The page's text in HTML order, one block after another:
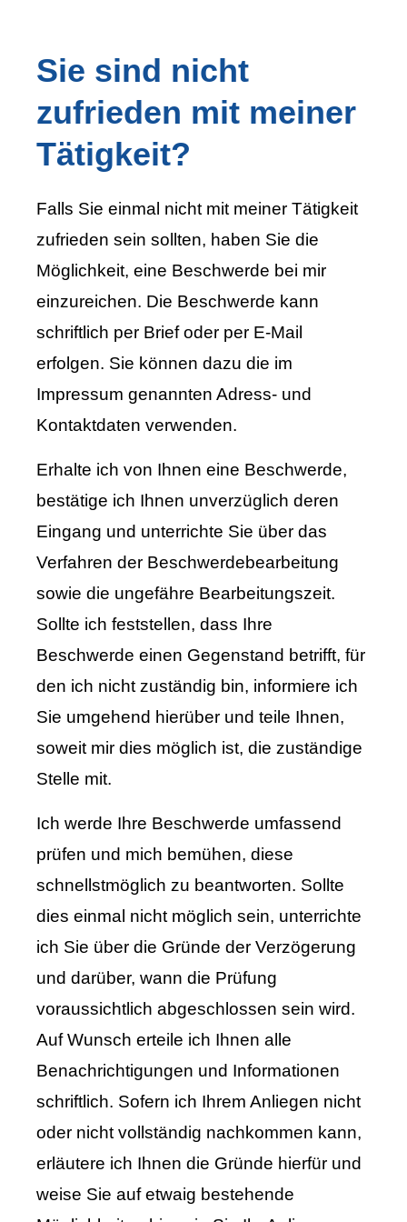
Sie sind nicht
zufrieden mit meiner
Tätigkeit?
Falls Sie einmal nicht mit meiner Tätigkeit
zufrieden sein sollten, haben Sie die
Möglichkeit, eine Beschwerde bei mir
einzureichen. Die Beschwerde kann
schriftlich per Brief oder per E-Mail
erfolgen. Sie können dazu die im
Impressum genannten Adress- und
Kontaktdaten verwenden.
Erhalte ich von Ihnen eine Beschwerde,
bestätige ich Ihnen unverzüglich deren
Eingang und unterrichte Sie über das
Verfahren der Beschwerdebearbeitung
sowie die ungefähre Bearbeitungszeit.
Sollte ich feststellen, dass Ihre
Beschwerde einen Gegenstand betrifft, für
den ich nicht zuständig bin, informiere ich
Sie umgehend hierüber und teile Ihnen,
soweit mir dies möglich ist, die zuständige
Stelle mit.
Ich werde Ihre Beschwerde umfassend
prüfen und mich bemühen, diese
schnellstmöglich zu beantworten. Sollte
dies einmal nicht möglich sein, unterrichte
ich Sie über die Gründe der Verzögerung
und darüber, wann die Prüfung
voraussichtlich abgeschlossen sein wird.
Auf Wunsch erteile ich Ihnen alle
Benachrichtigungen und Informationen
schriftlich. Sofern ich Ihrem Anliegen nicht
oder nicht vollständig nachkommen kann,
erläutere ich Ihnen die Gründe hierfür und
weise Sie auf etwaig bestehende